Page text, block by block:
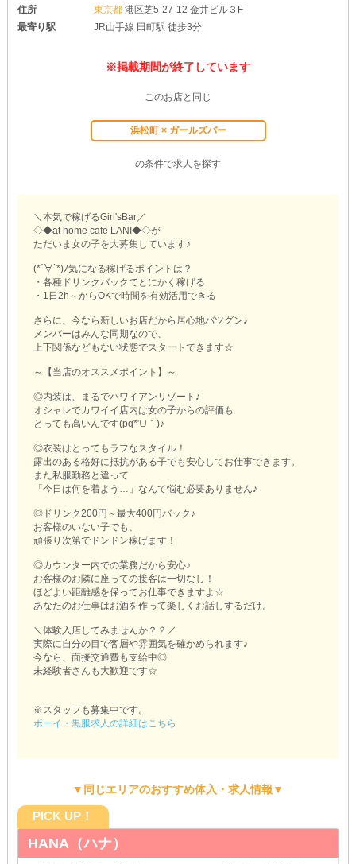
住所
東京都港区芝5-27-12 金井ビル３F
最寄り駅
JR山手線 田町駅 徒歩3分
※掲載期間が終了しています
このお店と同じ
浜松町 × ガールズバー
の条件で求人を探す
＼本気で稼げるGirl'sBar／
◇◆at home cafe LANI◆◇が
ただいま女の子を大募集しています♪
(*´∀`*)ﾉ気になる稼げるポイントは？
・各種ドリンクバックでとにかく稼げる
・1日2h～からOKで時間を有効活用できる
さらに、今なら新しいお店だから居心地バツグン♪
メンバーはみんな同期なので、
上下関係などもない状態でスタートできます☆
～【当店のオススメポイント】～
◎内装は、まるでハワイアンリゾート♪
オシャレでカワイイ店内は女の子からの評価も
とっても高いんです(pq*′∪｀)♪
◎衣装はとってもラフなスタイル！
露出のある格好に抵抗がある子でも安心してお仕事できます。
また私服勤務と違って
「今日は何を着よう…」なんて悩む必要ありません♪
◎ドリンク200円～最大400円バック♪
お客様のいない子でも、
頑張り次第でドンドン稼げます！
◎カウンター内での業務だから安心♪
お客様のお隣に座っての接客は一切なし！
ほどよい距離感を保ってお仕事できますよ☆
あなたのお仕事はお酒を作って楽しくお話しするだけ。
＼体験入店してみませんか？？／
実際に自分の目で客層や雰囲気を確かめられます♪
今なら、面接交通費も支給中◎
未経験者さんも大歓迎です☆
※スタッフも募集中です。
ボーイ・黒服求人の詳細はこちら
▼同じエリアのおすすめ体入・求人情報▼
PICK UP！
HANA（ハナ）